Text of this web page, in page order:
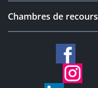
Chambres de recours